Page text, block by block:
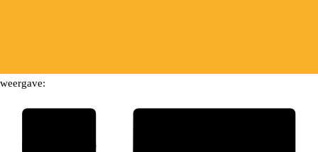
weergave: